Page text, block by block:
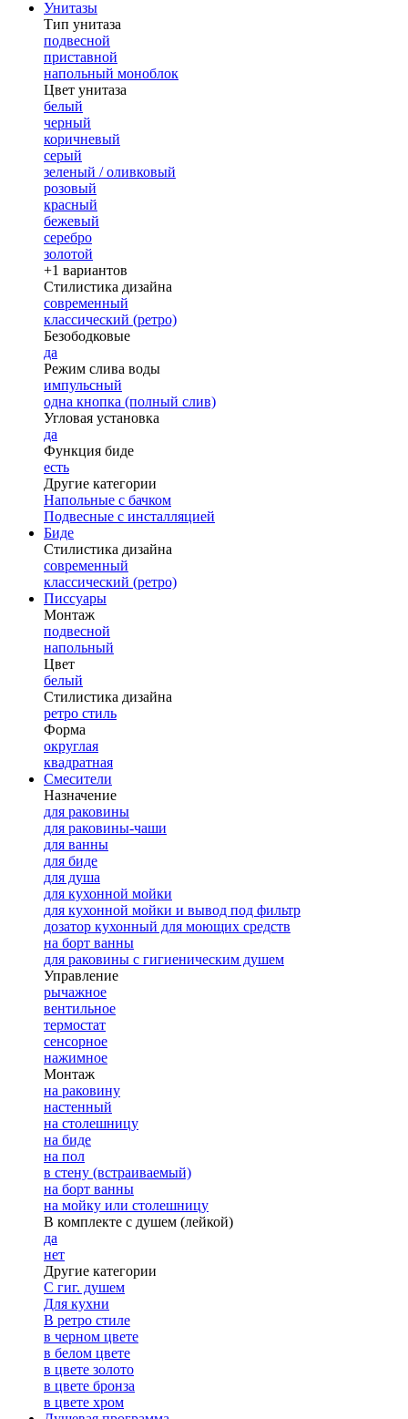
Унитазы
Тип унитаза
подвесной
приставной
напольный моноблок
Цвет унитаза
белый
черный
коричневый
серый
зеленый / оливковый
розовый
красный
бежевый
серебро
золотой
+1 вариантов
Стилистика дизайна
современный
классический (ретро)
Безободковые
да
Режим слива воды
импульсный
одна кнопка (полный слив)
Угловая установка
да
Функция биде
есть
Другие категории
Напольные с бачком
Подвесные с инсталляцией
Биде
Стилистика дизайна
современный
классический (ретро)
Писсуары
Монтаж
подвесной
напольный
Цвет
белый
Стилистика дизайна
ретро стиль
Форма
округлая
квадратная
Смесители
Назначение
для раковины
для раковины-чаши
для ванны
для биде
для душа
для кухонной мойки
для кухонной мойки и вывод под фильтр
дозатор кухонный для моющих средств
на борт ванны
для раковины с гигиеническим душем
Управление
рычажное
вентильное
термостат
сенсорное
нажимное
Монтаж
на раковину
настенный
на столешницу
на биде
на пол
в стену (встраиваемый)
на борт ванны
на мойку или столешницу
В комплекте с душем (лейкой)
да
нет
Другие категории
С гиг. душем
Для кухни
В ретро стиле
в черном цвете
в белом цвете
в цвете золото
в цвете бронза
в цвете хром